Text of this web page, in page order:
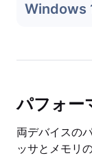
Windows
パフォー
両デバイスの
ッサとメモリ